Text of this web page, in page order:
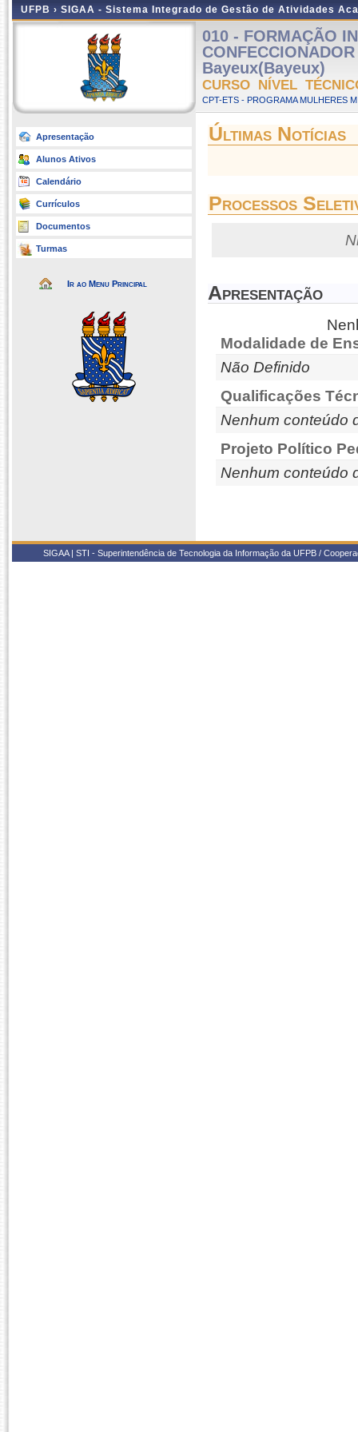
UFPB › SIGAA - Sistema Integrado de Gestão de Atividades
Apresentação
Alunos Ativos
Calendário
Currículos
Documentos
Turmas
Ir ao Menu Principal
010 - FORMAÇÃO
Bayeux(Bayeux)
CURSO NÍVEL
CPT-ETS - PROGRAMA MULHERES
Últimas Notícias
Processos
Apresentação
Modalidade de
Não Definido
Qualificações
Nenhum conteúdo
Projeto Político
Nenhum conteúdo
SIGAA | STI - Superintendência de Tecnologia da Informação da UFPB /